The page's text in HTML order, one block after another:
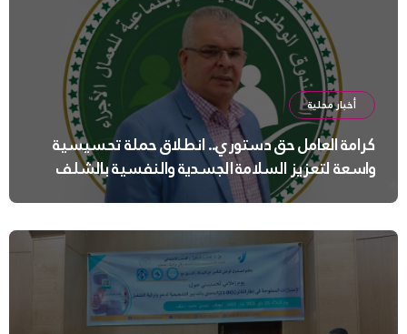
أخبار محلية
كرامة العامل حق دستوري.. انطلاق حملة تحسيسية
واسعة لتعزيز السلامة الجسدية والنفسية بالشلف